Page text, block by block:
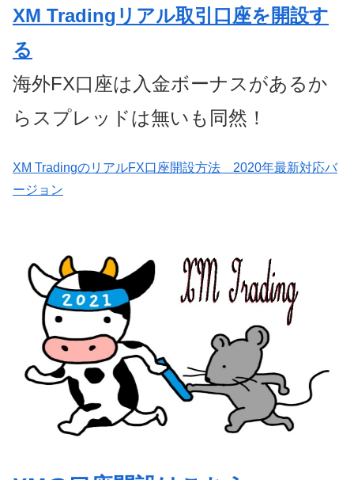
XM Tradingリアル取引口座を開設す
る
海外FX口座は入金ボーナスがあるか
らスプレッドは無いも同然！
XM TradingのリアルFX口座開設方法 2020年最新対応バ
ージョン